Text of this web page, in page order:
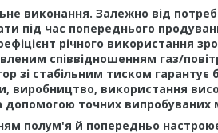
виконання. Залежно від
під час попереднього
річного використання
співвідношенням газ/
зі стабільним тиском гарантує
виробництво, використання
допомогою точних випробуваних
полум'я й попередньо